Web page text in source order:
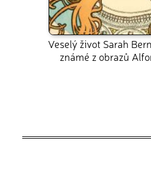
Veselý život Sarah
známé z obrazů